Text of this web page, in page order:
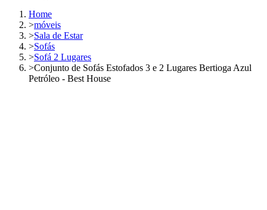
Home
>móveis
>Sala de Estar
>Sofás
>Sofá 2 Lugares
>Conjunto de Sofás Estofados 3 e 2 Lugares Bertioga Azul
Petróleo - Best House